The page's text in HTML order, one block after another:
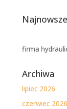
firma
Archiwa
lipiec 2026
czerwiec 2026